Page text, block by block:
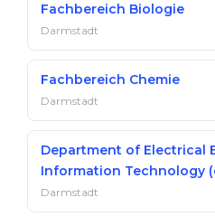
Fachbereich Biologie
Darmstadt
Fachbereich Chemie
Darmstadt
Department of Electrical
Information Technology
Darmstadt